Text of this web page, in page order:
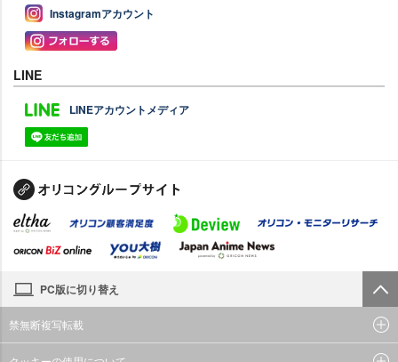
Instagramアカウント
LINE
LINEアカウントメディア
PC版に切り替え
禁無断複写転載